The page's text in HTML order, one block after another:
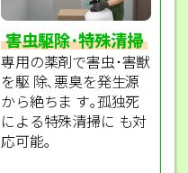
害虫駆除･特殊清掃
専用の薬剤で害虫･害獣
を駆 除､悪臭を発生源
から絶ちま す｡孤独死
による特殊清掃に も対
応可能｡